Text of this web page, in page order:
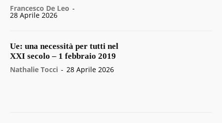
Francesco De Leo -
28 Aprile 2026
Ue: una necessità per tutti nel
XXI secolo – 1 febbraio 2019
Nathalie Tocci - 28 Aprile 2026